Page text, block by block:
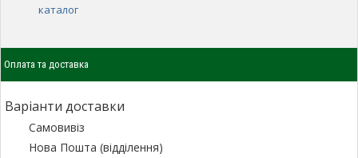
каталог
Оплата та доставка
Варіанти доставки
Самовивіз
Нова Пошта (відділення)